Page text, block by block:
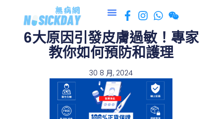
6大原因引發皮膚過敏！專家
教你如何預防和護理
30 8 月, 2024